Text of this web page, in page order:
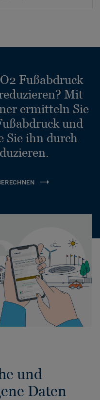
Fußabdruck
Mit
ermitteln Sie
und
Sie ihn durch
und
Daten